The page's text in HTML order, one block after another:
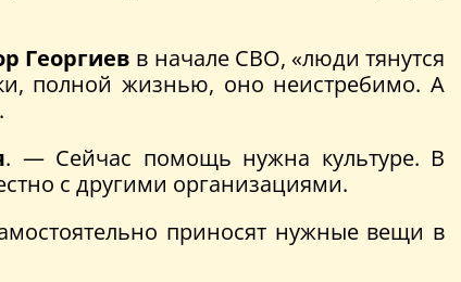
Георгиев в начале СВО, «люди тянутся
полной жизнью, оно неистребимо. А
. — Сейчас помощь нужна культуре. В
с другими организациями.
приносят нужные вещи в